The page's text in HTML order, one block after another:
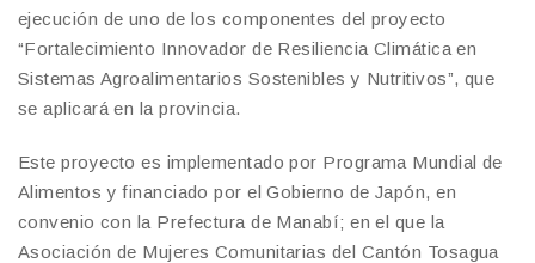
ejecución de uno de los componentes del proyecto
“Fortalecimiento Innovador de Resiliencia Climática en
Sistemas Agroalimentarios Sostenibles y Nutritivos”, que
se aplicará en la provincia.
Este proyecto es implementado por Programa Mundial de
Alimentos y financiado por el Gobierno de Japón, en
convenio con la Prefectura de Manabí; en el que la
Asociación de Mujeres Comunitarias del Cantón Tosagua